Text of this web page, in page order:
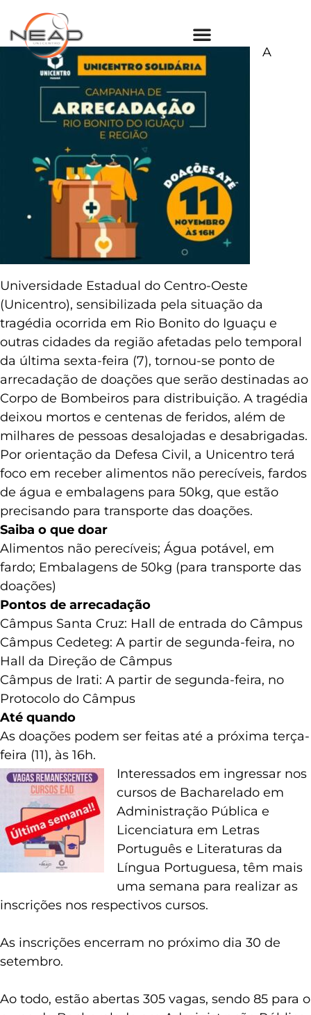
Universidade Estadual do Centro-Oeste
(Unicentro), sensibilizada pela situação da
tragédia ocorrida em Rio Bonito do Iguaçu e
outras cidades da região afetadas pelo temporal
da última sexta-feira (7), tornou-se ponto de
arrecadação de doações que serão destinadas ao
Corpo de Bombeiros para distribuição. A tragédia
deixou mortos e centenas de feridos, além de
milhares de pessoas desalojadas e desabrigadas.
Por orientação da Defesa Civil, a Unicentro terá
foco em receber alimentos não perecíveis, fardos
de água e embalagens para 50kg, que estão
precisando para transporte das doações.
Saiba o que doar
Alimentos não perecíveis; Água potável, em
fardo; Embalagens de 50kg (para transporte das
doações)
Pontos de arrecadação
Câmpus Santa Cruz: Hall de entrada do Câmpus
Câmpus Cedeteg: A partir de segunda-feira, no
Hall da Direção de Câmpus
Câmpus de Irati: A partir de segunda-feira, no
Protocolo do Câmpus
Até quando
As doações podem ser feitas até a próxima terça-
feira (11), às 16h.
Interessados em ingressar nos
cursos de Bacharelado em
Administração Pública e
Licenciatura em Letras
Português e Literaturas da
Língua Portuguesa, têm mais
uma semana para realizar as
As inscrições encerram no próximo dia 30 de